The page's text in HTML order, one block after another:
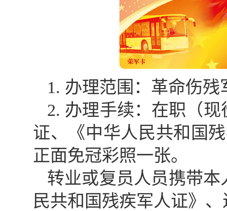
1. 办理范围：革命伤
2. 办理手续：在职（
证、《中华人民共和国
正面免冠彩照一张。
转业或复员人员携带
民共和国残疾军人证》